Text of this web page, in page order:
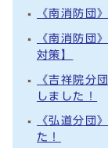
《南消防団
《南消防団
対策】
《吉祥院分
しました！
《弘道分団
た！